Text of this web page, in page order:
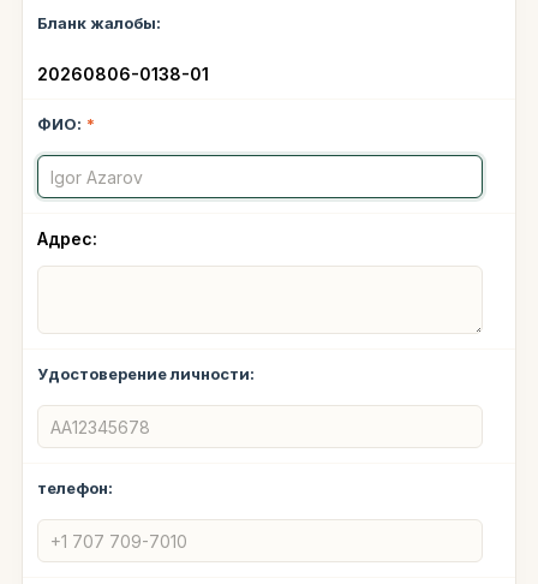
Бланк жалобы:
20260806-0138-01
ФИО: *
Адрес:
Удостоверение личности:
телефон: